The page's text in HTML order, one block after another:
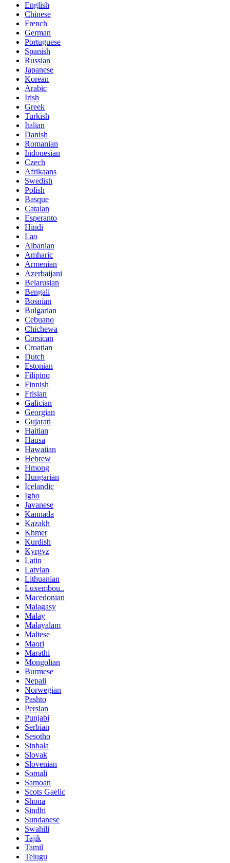
English
Chinese
French
German
Portuguese
Spanish
Russian
Japanese
Korean
Arabic
Irish
Greek
Turkish
Italian
Danish
Romanian
Indonesian
Czech
Afrikaans
Swedish
Polish
Basque
Catalan
Esperanto
Hindi
Lao
Albanian
Amharic
Armenian
Azerbaijani
Belarusian
Bengali
Bosnian
Bulgarian
Cebuano
Chichewa
Corsican
Croatian
Dutch
Estonian
Filipino
Finnish
Frisian
Galician
Georgian
Gujarati
Haitian
Hausa
Hawaiian
Hebrew
Hmong
Hungarian
Icelandic
Igbo
Javanese
Kannada
Kazakh
Khmer
Kurdish
Kyrgyz
Latin
Latvian
Lithuanian
Luxembou..
Macedonian
Malagasy
Malay
Malayalam
Maltese
Maori
Marathi
Mongolian
Burmese
Nepali
Norwegian
Pashto
Persian
Punjabi
Serbian
Sesotho
Sinhala
Slovak
Slovenian
Somali
Samoan
Scots Gaelic
Shona
Sindhi
Sundanese
Swahili
Tajik
Tamil
Telugu